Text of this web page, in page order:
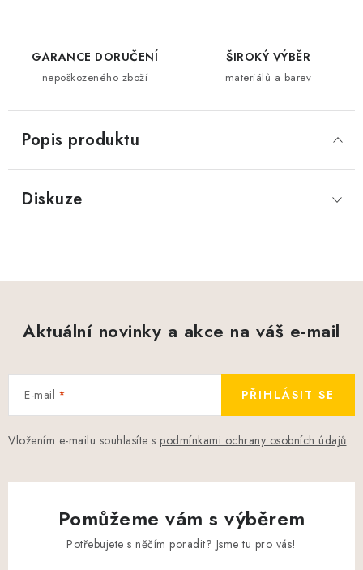
GARANCE DORUČENÍ
nepoškozeného zboží
ŠIROKÝ VÝBĚR
materiálů a barev
Popis produktu
Diskuze
Aktuální novinky a akce na váš e-mail
E-mail
Vložením e-mailu souhlasíte s podmínkami ochrany osobních údajů
PŘIHLÁSIT SE
Pomůžeme vám s výběrem
Potřebujete s něčím poradit? Jsme tu pro vás!